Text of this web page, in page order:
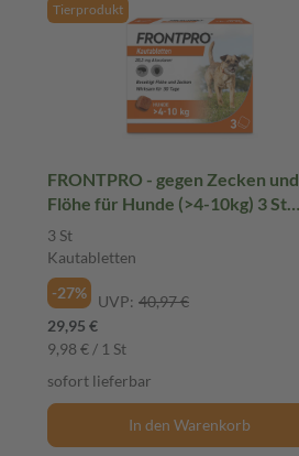
Tierprodukt
FRONTPRO - gegen Zecken und
Flöhe für Hunde (>4-10kg) 3 St
Kautabletten
3 St
Kautabletten
-27%
UVP: 40,97 €
29,95 €
9,98 € / 1 St
sofort lieferbar
In den Warenkorb